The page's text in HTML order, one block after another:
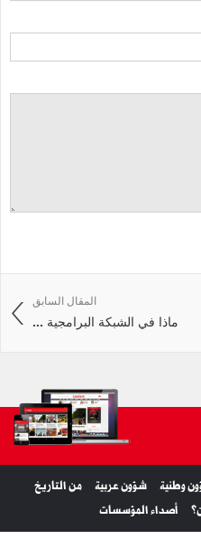
المقال السابق
ماذا في الشبكة البرامجية ...
وطنية شؤون عربية
من التاريخ
أصداء المؤسسات